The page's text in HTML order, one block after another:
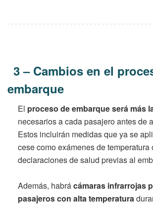
3 – Cambios en el
embarque
El proceso de embarque será más
necesarios a cada pasajero antes de
Estos incluirán medidas que ya se
cese como exámenes de temperatura
declaraciones de salud previas al
Además, habrácámaras infrarrojas
pasajeros con alta temperatura